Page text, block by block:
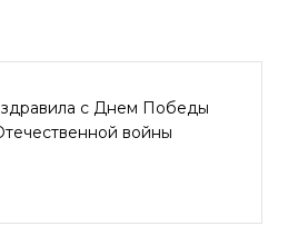
с Днем Победы
войны